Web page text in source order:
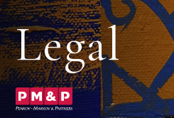
Legal